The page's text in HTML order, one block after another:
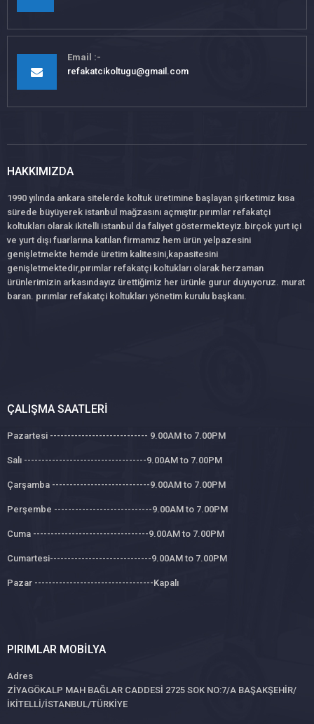
Email
refakatcikoltugu@gmail.com
HAKKIMIZDA
1990 yılında ankara sitelerde koltuk üretimine başlayan şirketimiz kısa
sürede büyüyerek istanbul mağzasını açmıştır.pırımlar refakatçi
koltukları olarak ikitelli istanbul da faliyet göstermekteyiz.birçok yurt içi
ve yurt dışı fuarlarına katılan firmamız hem ürün yelpazesini
genişletmekte hemde üretim kalitesini,kapasitesini
genişletmektedir,pırımlar refakatçi koltukları olarak herzaman
ürünlerimizin arkasındayız ürettiğimiz her ürünle gurur duyuyoruz. murat
baran. pırımlar refakatçi koltukları yönetim kurulu başkanı.
ÇALIŞMA SAATLERI
Pazartesi ---------------------------- 9.00AM to 7.00PM
Salı -----------------------------------9.00AM to 7.00PM
Çarşamba ----------------------------9.00AM to 7.00PM
Perşembe ----------------------------9.00AM to 7.00PM
Cuma ---------------------------------9.00AM to 7.00PM
Cumartesi-----------------------------9.00AM to 7.00PM
Pazar ----------------------------------Kapalı
PIRIMLAR MOBILYA
Adres
ZİYAGÖKALP MAH BAĞLAR CADDESİ 2725 SOK NO:7/A BAŞAKŞEHİR/
İKİTELLİ/İSTANBUL/TÜRKİYE